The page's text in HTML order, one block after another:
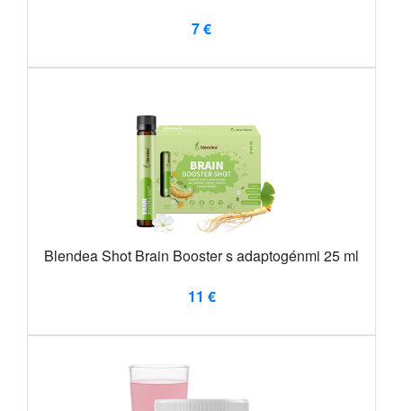
7 €
Blendea Shot Brain Booster s adaptogénmi 25 ml
11 €